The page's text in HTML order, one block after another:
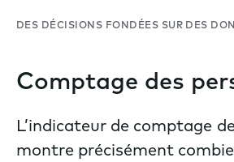
DES DÉCISIONS FONDÉES SUR DES
Comptage des
L’indicateur de comptage
montre précisément